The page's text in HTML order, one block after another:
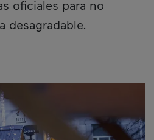
oficiales para no
desagradable.